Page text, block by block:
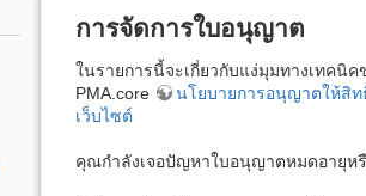
การจัดการใบอนุญาต
ในรายการนี้จะเกี่ยวกับแง่มุมทางเทคนิ
PMA.core
นโยบายการอนุญาตให้สิท
เว็บไซต์
คุณกำลังเจอปัญหาใบอนุญาตหมดอายุห